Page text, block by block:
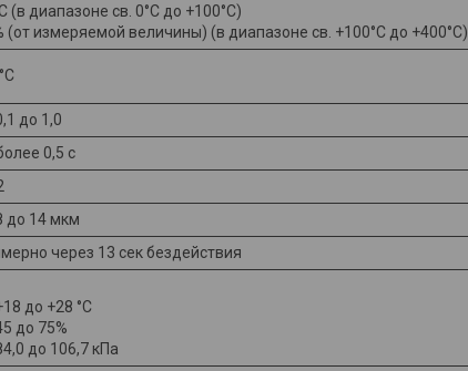
(в диапазоне св. 0°С до +100°С)
(от измеряемой величины) (в диапазоне св. +100°С до +400°С)
до 1,0
0,5 с
до 14 мкм
через 13 сек бездействия
до +28 °С
до 75%
до 106,7 кПа